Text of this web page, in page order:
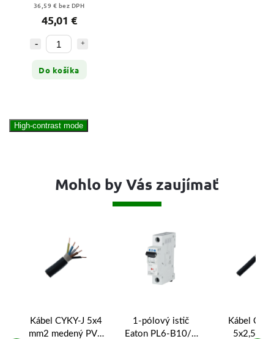
36,59 € bez DPH
45,01 €
Do košíka
High-contrast mode
Mohlo by Vás zaujímať
Kábel CYKY-J 5x4
mm2 medený PVC
1-pólový istič
Eaton PL6-B10/1
Kábel
5x2,5